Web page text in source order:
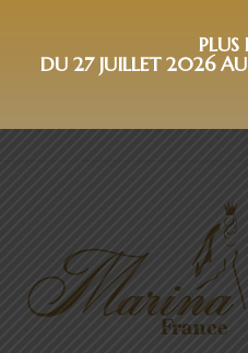
DU 27 JUILLET 2026